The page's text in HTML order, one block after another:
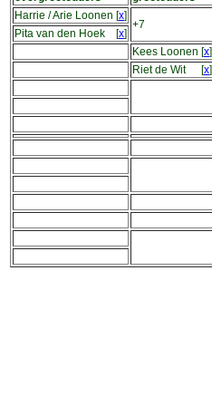
Harrie / Arie Loonen [x]
+7
Pita van den Hoek [x]
Kees Loonen [x]
Riet de Wit [x]